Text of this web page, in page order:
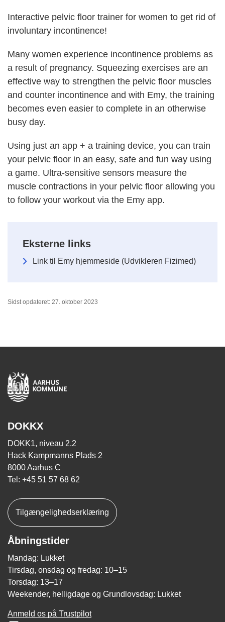
Interactive pelvic floor trainer for women to get rid of
involuntary incontinence!
Many women experience incontinence problems as
a result of pregnancy. Squeezing exercises are an
effective way to strengthen the pelvic floor muscles
and counter incontinence and with Emy, the training
becomes even easier to complete in an otherwise
busy day.
Using just an app + a training device, you can train
your pelvic floor in an easy, safe and fun way using
a game. Ultra-sensitive sensors measure the
muscle contractions in your pelvic floor allowing you
to follow your workout via the Emy app.
Eksterne links
Link til Emy hjemmeside (Udvikleren Fizimed)
Sidst opdateret: 27. oktober 2023
DOKKX
DOKK1, niveau 2.2
Hack Kampmanns Plads 2
8000 Aarhus C
Tel: +45 51 57 68 62
Tilgængelighedserklæring
Åbningstider
Mandag: Lukket
Tirsdag, onsdag og fredag: 10–15
Torsdag: 13–17
Weekender, helligdage og Grundlovsdag: Lukket
Anmeld os på Trustpilot